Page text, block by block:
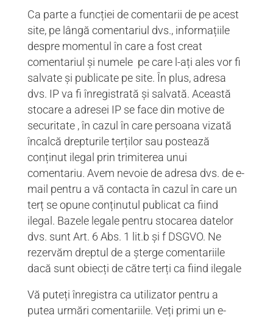
Ca parte a funcției de comentarii de pe acest
site, pe lângă comentariul dvs., informațiile
despre momentul în care a fost creat
comentariul și numele pe care l-ați ales vor fi
salvate și publicate pe site. În plus, adresa
dvs. IP va fi înregistrată și salvată. Această
stocare a adresei IP se face din motive de
securitate , în cazul în care persoana vizată
încalcă drepturile terților sau postează
conținut ilegal prin trimiterea unui
comentariu. Avem nevoie de adresa dvs. de e-
mail pentru a vă contacta în cazul în care un
terț se opune conținutul publicat ca fiind
ilegal. Bazele legale pentru stocarea datelor
dvs. sunt Art. 6 Abs. 1 lit.b și f DSGVO. Ne
rezervăm dreptul de a șterge comentariile
dacă sunt obiecți de către terți ca fiind ilegale
Vă puteți înregistra ca utilizator pentru a
putea urmări comentariile. Veți primi un e-